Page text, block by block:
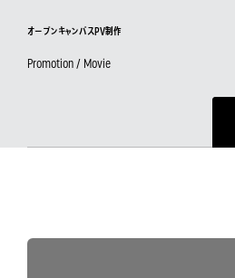
オープンキャンパスPV制作
Promotion / Movie